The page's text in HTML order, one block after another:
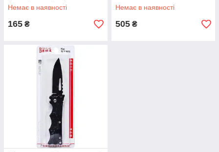
Немає в наявності
165 ₴
Немає в наявності
505 ₴